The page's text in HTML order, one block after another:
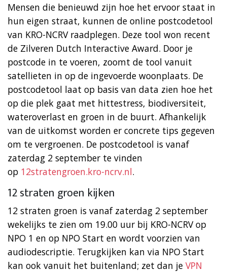
Mensen die benieuwd zijn hoe het ervoor staat in
hun eigen straat, kunnen de online postcodetool
van KRO-NCRV raadplegen. Deze tool won recent
de Zilveren Dutch Interactive Award. Door je
postcode in te voeren, zoomt de tool vanuit
satellieten in op de ingevoerde woonplaats. De
postcodetool laat op basis van data zien hoe het
op die plek gaat met hittestress, biodiversiteit,
wateroverlast en groen in de buurt. Afhankelijk
van de uitkomst worden er concrete tips gegeven
om te vergroenen. De postcodetool is vanaf
zaterdag 2 september te vinden
op 12stratengroen.kro-ncrv.nl.
12 straten groen kijken
12 straten groen is vanaf zaterdag 2 september
wekelijks te zien om 19.00 uur bij KRO-NCRV op
NPO 1 en op NPO Start en wordt voorzien van
audiodescriptie. Terugkijken kan via NPO Start
kan ook vanuit het buitenland; zet dan je VPN